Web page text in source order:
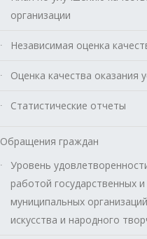
организации
Независимая оценка
Оценка качества оказания
Статистические отчеты
Обращения граждан
Уровень
работой государственных и
муниципальных
искусства и народного